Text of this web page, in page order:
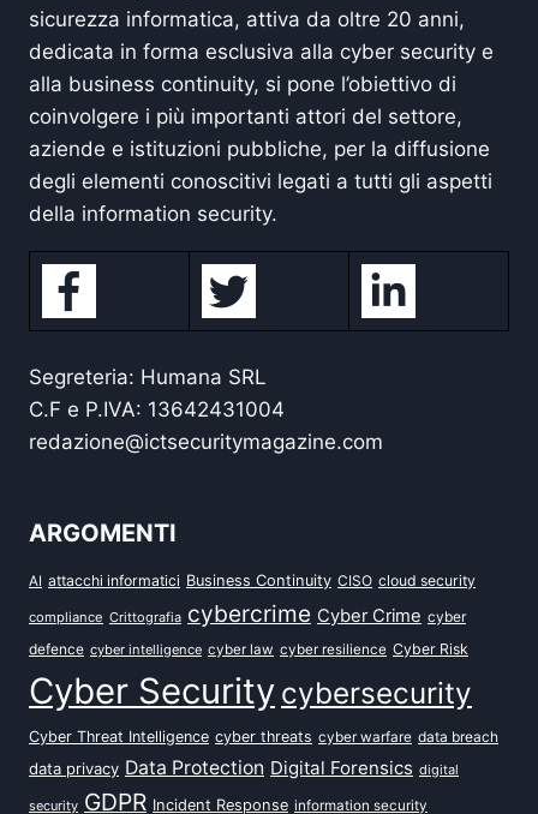
sicurezza informatica, attiva da oltre 20 anni,
dedicata in forma esclusiva alla cyber security e
alla business continuity, si pone l’obiettivo di
coinvolgere i più importanti attori del settore,
aziende e istituzioni pubbliche, per la diffusione
degli elementi conoscitivi legati a tutti gli aspetti
della information security.
Segreteria: Humana SRL
C.F e P.IVA: 13642431004
redazione@ictsecuritymagazine.com
ARGOMENTI
AI attacchi informatici Business Continuity CISO cloud security
compliance Crittografia cybercrime Cyber Crime cyber
defence cyber intelligence cyber law cyber resilience Cyber Risk
Cyber Security cybersecurity
Cyber Threat Intelligence cyber threats cyber warfare data breach
data privacy Data Protection Digital Forensics digital
security GDPR Incident Response information security